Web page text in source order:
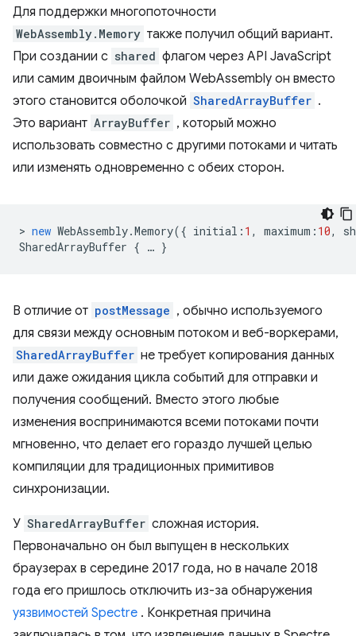
Для поддержки многопоточности
WebAssembly.Memory также получил общий вариант.
При создании с shared флагом через API JavaScript
или самим двоичным файлом WebAssembly он вместо
этого становится оболочкой SharedArrayBuffer .
Это вариант ArrayBuffer , который можно
использовать совместно с другими потоками и читать
или изменять одновременно с обеих сторон.
> new WebAssembly.Memory({ initial : 1 , maximum : 10,
SharedArrayBuffer { … }
В отличие от postMessage , обычно используемого
для связи между основным потоком и веб-воркерами,
SharedArrayBuffer не требует копирования данных
или даже ожидания цикла событий для отправки и
получения сообщений. Вместо этого любые
изменения воспринимаются всеми потоками почти
мгновенно, что делает его гораздо лучшей целью
компиляции для традиционных примитивов
синхронизации.
У SharedArrayBuffer сложная история.
Первоначально он был выпущен в нескольких
браузерах в середине 2017 года, но в начале 2018
года его пришлось отключить из-за обнаружения
уязвимостей Spectre . Конкретная причина